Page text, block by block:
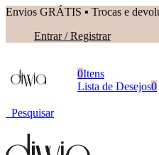
Envios GRÁTIS ▪︎ Trocas e
Entrar / Registrar
0Itens
Lista de Desejos0
Pesquisar